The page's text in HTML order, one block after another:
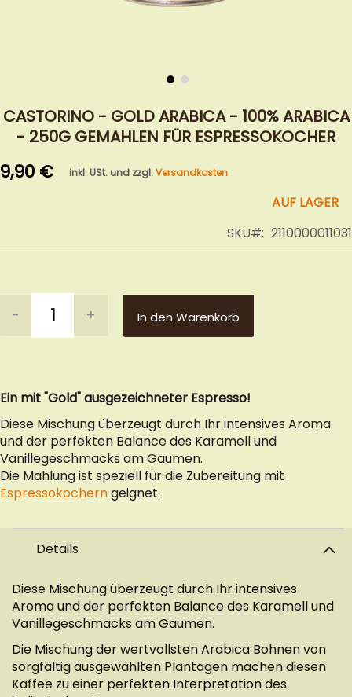
Anfang
der
springen
CASTORINO - GOLD ARABICA - 100% ARABICA
- 250G GEMAHLEN FÜR ESPRESSOKOCHER
9,90 € inkl. USt. und zzgl.Versandkosten
AUF LAGER
SKU
2110000011031
- + In den Warenkorb
Ein mit "Gold" ausgezeichneter Espresso!
Diese Mischung überzeugt durch Ihr intensives Aroma
und der perfekten Balance des Karamell und
Vanillegeschmacks am Gaumen.
Die Mahlung ist speziell für die Zubereitung mit
Espressokocherngeignet.
Details
Diese Mischung überzeugt durch Ihr intensives
Aroma und der perfekten Balance des Karamell und
Vanillegeschmacks am Gaumen.
Die Mischung der wertvollsten Arabica Bohnen von
sorgfältig ausgewählten Plantagen machen diesen
Kaffee zu einer perfekten Interpretation des